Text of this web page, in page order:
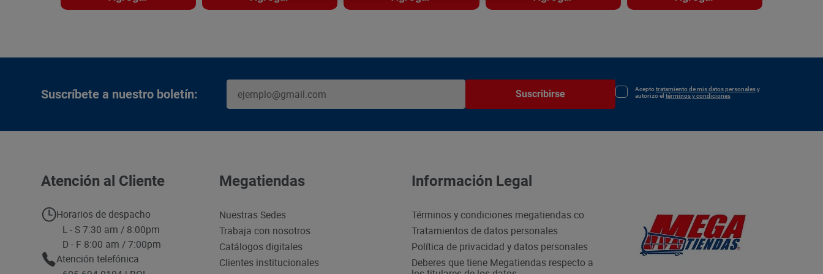
Suscríbete a nuestro boletín: Suscribirse Aceptotratamiento de mis datos personalesy
autorizo el términos y condiciones
Atención al Cliente
Horarios de despacho
L - S 7:30 am / 8:00pm
D - F 8:00 am / 7:00pm
Atención telefónica
Megatiendas
Nuestras Sedes
Trabaja con nosotros
Catálogos digitales
Clientes institucionales
Información Legal
Términos y condiciones megatiendas.co
Tratamientos de datos personales
Política de privacidad y datos personales
Deberes que tiene Megatiendas respecto a